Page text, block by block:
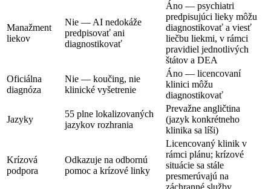
Manažment
liekov
Nie — AI nedokáže
predpisovať ani
diagnostikovať
Áno — psychiatri
predpisujúci lieky môžu
diagnostikovať a viesť
liečbu liekmi, v rámci
pravidiel jednotlivých
štátov a DEA
Oficiálna
diagnóza
Nie — koučing, nie
klinické vyšetrenie
Áno — licencovaní
klinici môžu
diagnostikovať
Jazyky
55 plne lokalizovaných
jazykov rozhrania
Prevažne angličtina
(jazyk konkrétneho
klinika sa líši)
Krízová
podpora
Odkazuje na odbornú
pomoc a krízové linky
Licencovaný klinik v
rámci plánu; krízové
situácie sa stále
presmerúvajú na